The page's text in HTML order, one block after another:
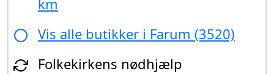
km
Vis alle butikker i Farum (3520)
Folkekirkens nødhjælp